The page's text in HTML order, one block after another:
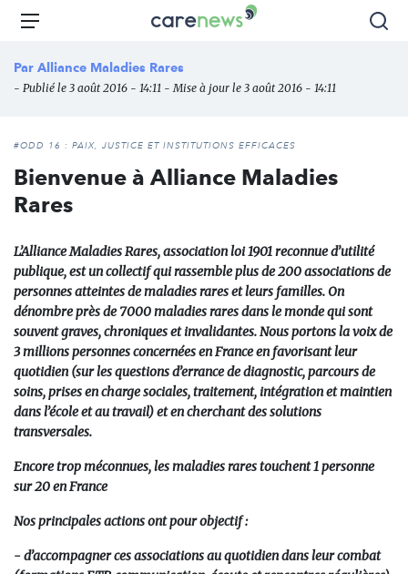
Aller
principal
Carenews,
média
des
l'engagement
Menu
Par Alliance Maladies Rares
- Publié le 3 août 2016 - 14:11 - Mise à jour le 3 août 2016 - 14:11
#ODD 16 : PAIX, JUSTICE ET INSTITUTIONS EFFICACES
Bienvenue à Alliance Maladies
Rares
L’Alliance Maladies Rares, association loi 1901 reconnue d’utilité
publique, est un collectif qui rassemble plus de 200 associations de
personnes atteintes de maladies rares et leurs familles. On
dénombre près de 7000 maladies rares dans le monde qui sont
souvent graves, chroniques et invalidantes. Nous portons la voix de
3 millions personnes concernées en France en favorisant leur
quotidien (sur les questions d’errance de diagnostic, parcours de
soins, prises en charge sociales, traitement, intégration et maintien
dans l’école et au travail) et en cherchant des solutions
transversales.
Encore trop méconnues, les maladies rares touchent 1 personne
sur 20 en France
Nos principales actions ont pour objectif :
- d’accompagner ces associations au quotidien dans leur combat